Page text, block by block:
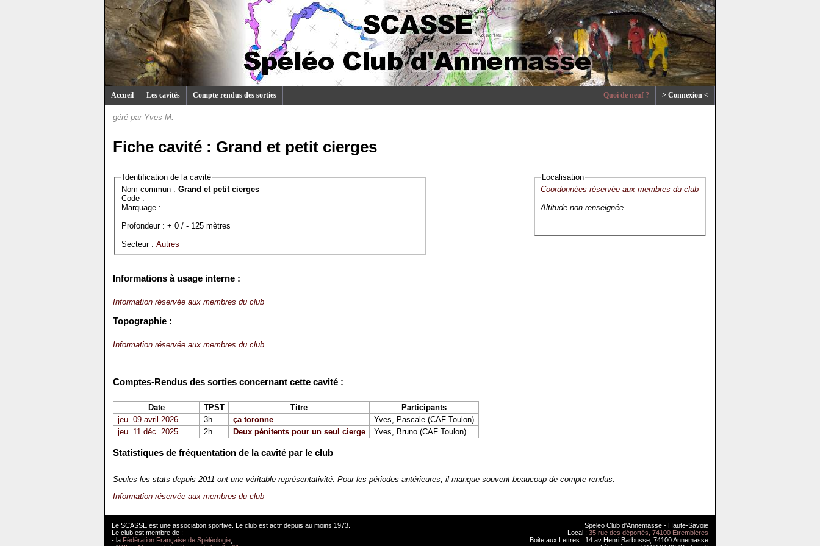
Accueil Les cavités Compte-rendus des sorties > Connexion <
Quoi de neuf ?
géré par Yves M.
Fiche cavité : Grand et petit cierges
Identification de la cavité
Nom commun : Grand et petit cierges
Code :
Marquage :
Profondeur : + 0 / - 125 mètres
Secteur : Autres
Localisation
Coordonnées réservée aux membres du club
Altitude non renseignée
Informations à usage interne :
Information réservée aux membres du club
Topographie :
Information réservée aux membres du club
Comptes-Rendus des sorties concernant cette cavité :
Date TPST Titre
Participants
jeu. 09 avril 2026
3h ça toronne
Yves, Pascale (CAF Toulon)
jeu. 11 déc. 2025
2h Deux pénitents pour un seul cierge Yves, Bruno (CAF Toulon)
Statistiques de fréquentation de la cavité par le club
Seules les stats depuis 2011 ont une véritable représentativité. Pour les périodes antérieures, il manque souvent beaucoup de compte-rendus.
Information réservée aux membres du club
Speleo Club d'Annemasse - Haute-Savoie
Local : 35 rue des déportés, 74100 Etrembières
Boite aux Lettres : 14 av Henri Barbusse, 74100 Annemasse
Le SCASSE est une association sportive. Le club est actif depuis au moins 1973.
Le club est membre de :
- la Fédération Française de Spéléologie